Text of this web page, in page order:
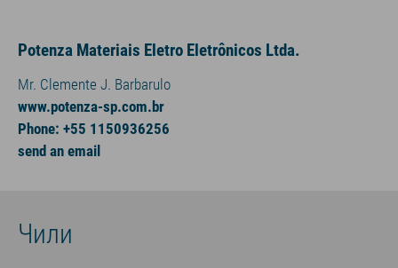
Potenza Materiais Eletro Eletrônicos Ltda.
Mr. Clemente J. Barbarulo
www.potenza-sp.com.br
Phone: +55 1150936256
send an email
Чили